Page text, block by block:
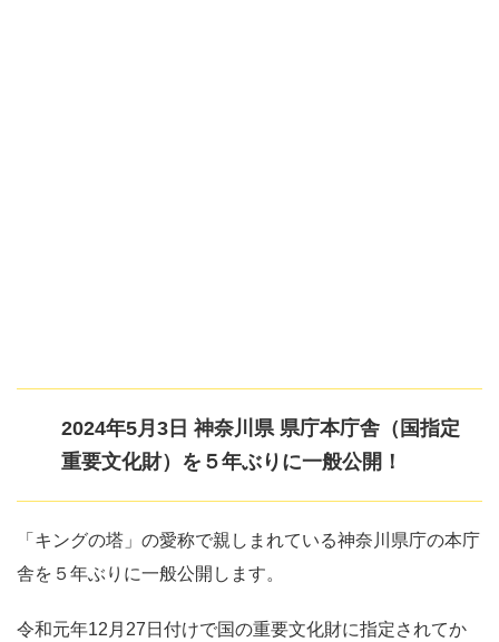
2024年5月3日 神奈川県 県庁本庁舎（国指定
重要文化財）を５年ぶりに一般公開！
「キングの塔」の愛称で親しまれている神奈川県庁の本庁
舎を５年ぶりに一般公開します。
令和元年12月27日付けで国の重要文化財に指定されてか